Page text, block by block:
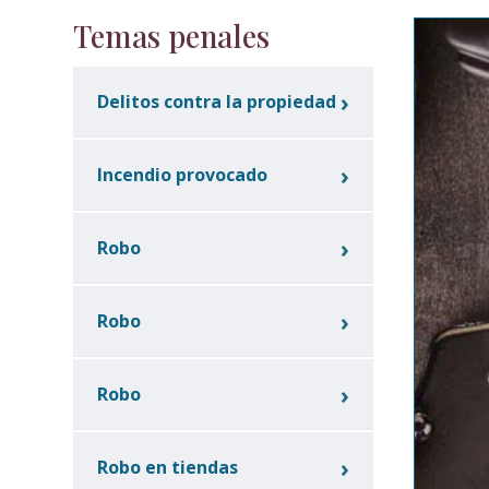
Temas penales
Delitos contra la propiedad
Incendio provocado
Robo
Robo
Robo
Robo en tiendas